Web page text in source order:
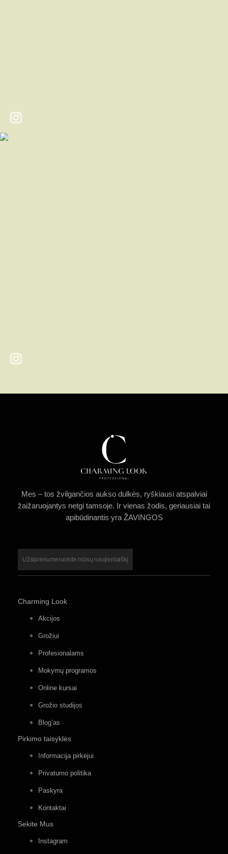
Mes – tos žvilgančios aukso dulkės, ryškiausi atspalviai
žaižaruojantys netgi tamsoje. Ir vienas žodis, geriausiai tai
apibūdinantis yra ŽAVINGOS
Užsiprenumeruokite mūsų naujienlaiškį
Charming Look
Akcijos
Grožiui
Profesionalams
Mokymų programos
Online kursai
Grožio studijos
Blog’as
Pirkimo taisyklės
Informacija pirkėjui
Privatumo politika
Paskyra
Kontaktai
Sekite Mus
Instagram